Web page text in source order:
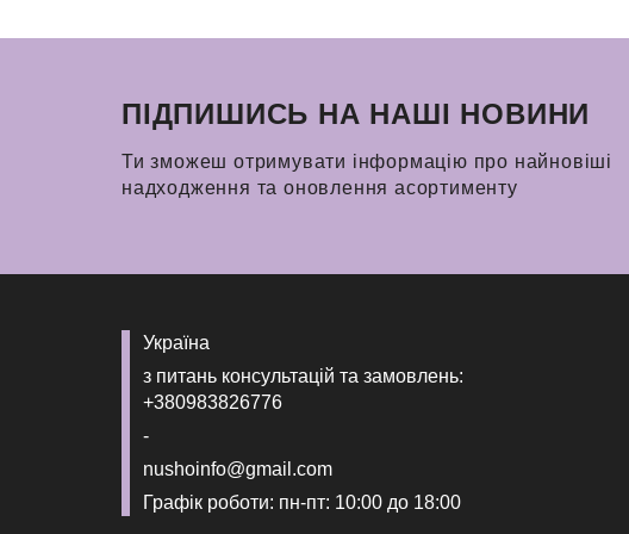
ПІДПИШИСЬ НА НАШІ НОВИНИ
Ти зможеш отримувати інформацію про найновіші
надходження та оновлення асортименту
Україна
з питань консультацій та замовлень:
+380983826776
-
nushoinfo@gmail.com
Графік роботи: пн-пт: 10:00 до 18:00